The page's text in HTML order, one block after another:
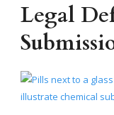
Legal